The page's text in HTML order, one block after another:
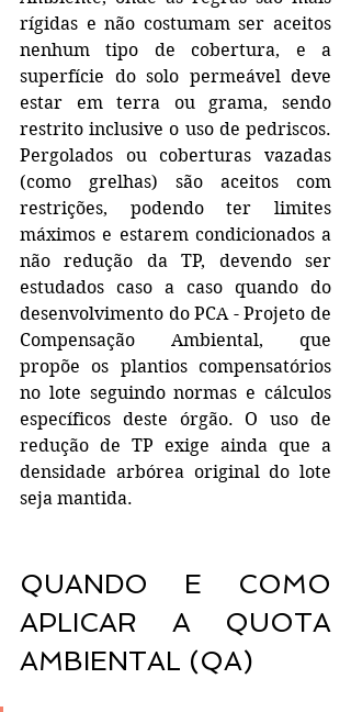
rígidas e não costumam ser aceitos
nenhum tipo de cobertura, e a
superfície do solo permeável deve
estar em terra ou grama, sendo
restrito inclusive o uso de pedriscos.
Pergolados ou coberturas vazadas
(como grelhas) são aceitos com
restrições, podendo ter limites
máximos e estarem condicionados a
não redução da TP, devendo ser
estudados caso a caso quando do
desenvolvimento do PCA - Projeto de
Compensação Ambiental, que
propõe os plantios compensatórios
no lote seguindo normas e cálculos
específicos deste órgão. O uso de
redução de TP exige ainda que a
densidade arbórea original do lote
seja mantida.
QUANDO E COMO
APLICAR A QUOTA
AMBIENTAL (QA)